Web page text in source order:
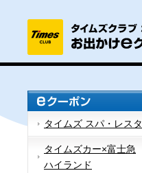
タイムズ スパ・レスタ
タイムズカー×富士急
ハイランド